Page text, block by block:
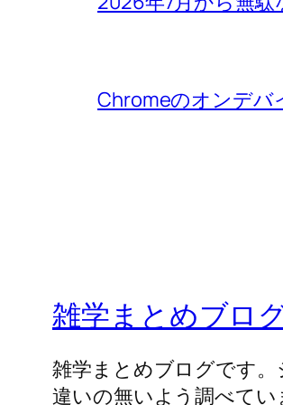
Chromeのオンデバ
雑学まとめブロ
雑学まとめブログです
違いの無いよう調べて